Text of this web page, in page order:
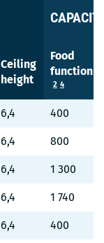
Ceiling
height
Food
function
2 4
6,4 400
6,4 800
6,4 1 300
6,4 1 740
6,4 400